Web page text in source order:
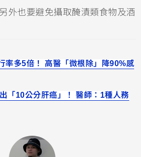
外也要避免攝取醃漬類食物及酒
率多5倍！ 高醫「微根除」降90%感
「10公分肝癌」！ 醫師：1種人務